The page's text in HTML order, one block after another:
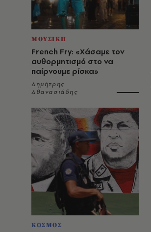
ΜΟΥΣΙΚΗ
French Fry: «Χάσαμε τον
αυθορμητισμό στο να
παίρνουμε ρίσκα»
Δημήτρης
Αθανασιάδης
ΚΟΣΜΟΣ